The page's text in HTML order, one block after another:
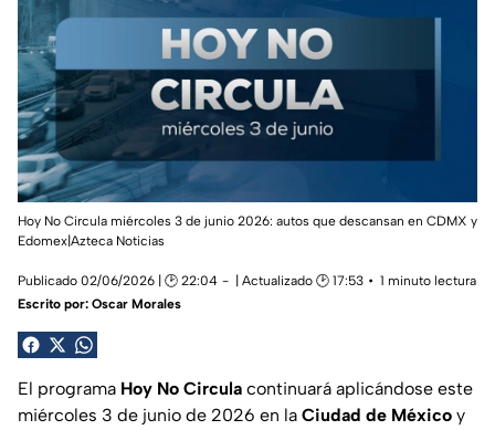
Hoy No Circula miércoles 3 de junio 2026: autos que descansan en CDMX y
Edomex|Azteca Noticias
Publicado 02/06/2026 | 🕑 22:04 | Actualizado 🕑 17:53
1 minuto lectura
Escrito por: Oscar Morales
El programa Hoy No Circula continuará aplicándose este
miércoles 3 de junio de 2026 en la Ciudad de México y